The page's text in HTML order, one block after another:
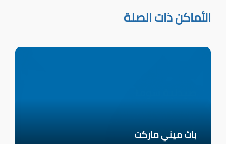
الأماكن ذات الصلة
باث ميني ماركت